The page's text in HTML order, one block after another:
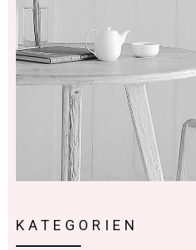
KATEGORIEN